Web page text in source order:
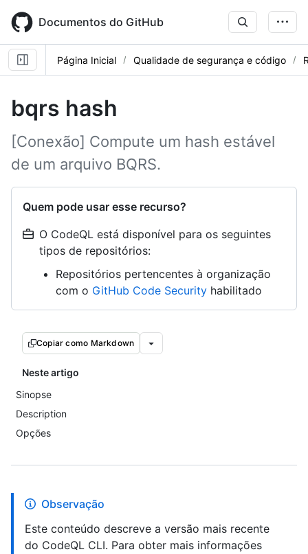
main
content
Documentos do GitHub
Página Inicial Qualidade de segurança e código
bqrs hash
[Conexão] Compute um hash estável
de um arquivo BQRS.
Quem pode usar esse recurso?
O CodeQL está disponível para os seguintes
tipos de repositórios:
Repositórios pertencentes à organização
com o GitHub Code Security habilitado
Copiar como Markdown
Neste artigo
Sinopse
Description
Opções
Observação
Este conteúdo descreve a versão mais recente
do CodeQL CLI. Para obter mais informações